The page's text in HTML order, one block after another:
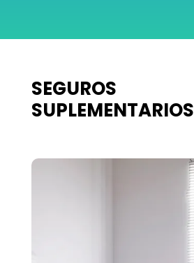
SEGUROS
SUPLEMENTARIOS